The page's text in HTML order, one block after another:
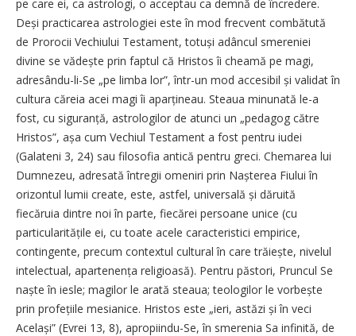
pe care ei, ca astrologi, o acceptau ca demnă de încredere.
Deși practicarea astrologiei este în mod frecvent combătută
de Prorocii Vechiului Testament, totuși adâncul smereniei
divine se vădește prin faptul că Hristos îi cheamă pe magi,
adresându-li-Se „pe limba lor”, într-un mod accesibil și validat în
cultura căreia acei magi îi aparțineau. Steaua minunată le-a
fost, cu siguranță, astrologilor de atunci un „pedagog către
Hristos”, așa cum Vechiul Testament a fost pentru iudei
(Galateni 3, 24) sau filosofia antică pentru greci. Chemarea lui
Dumnezeu, adresată întregii omeniri prin Nașterea Fiului în
orizontul lumii create, este, astfel, universală și dăruită
fiecăruia dintre noi în parte, fiecărei persoane unice (cu
particularitățile ei, cu toate acele caracteristici empirice,
contingente, precum contextul cultural în care trăiește, nivelul
intelectual, apartenența religioasă). Pentru păstori, Pruncul Se
naște în iesle; magilor le arată steaua; teologilor le vorbește
prin profețiile mesianice. Hristos este „ieri, astăzi și în veci
Același” (Evrei 13, 8), apropiindu-Se, în smerenia Sa infinită, de